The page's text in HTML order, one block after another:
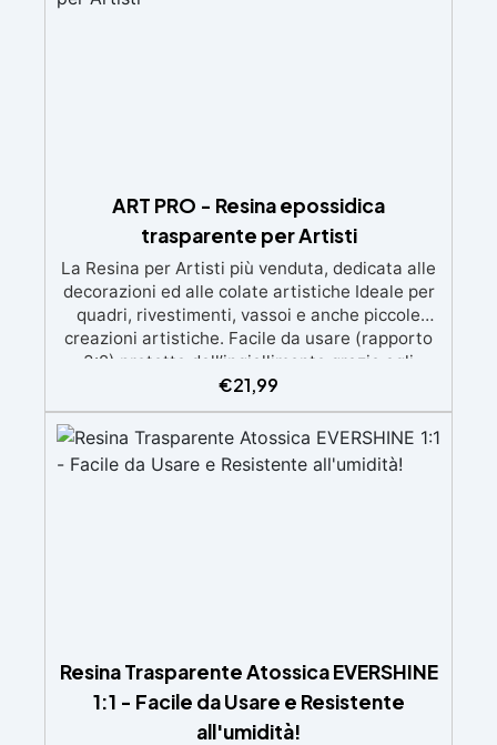
ART PRO - Resina epossidica
trasparente per Artisti
La Resina per Artisti più venduta, dedicata alle
decorazioni ed alle colate artistiche Ideale per
quadri, rivestimenti, vassoi e anche piccole
creazioni artistiche. Facile da usare (rapporto
3:2) protetta dall’ingiallimento grazie agli
speciali filtri UV Formula densa : non cola via,
mantenendo i design precisi e puliti. Indurisce
in 12-24h garantendo una superficie lucida e
brillante
€21,99
Resina Trasparente Atossica EVERSHINE
1:1 - Facile da Usare e Resistente
all'umidità!